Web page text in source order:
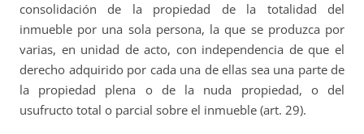
consolidación de la propiedad de la totalidad del
inmueble por una sola persona, la que se produzca por
varias, en unidad de acto, con independencia de que el
derecho adquirido por cada una de ellas sea una parte de
la propiedad plena o de la nuda propiedad, o del
usufructo total o parcial sobre el inmueble (art. 29).